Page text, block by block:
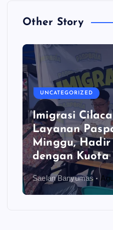
Other Story
UNCATEGORIZED
Imigrasi
Layanan
Minggu, Hadir
dengan Kuota
Saelan Banyumas